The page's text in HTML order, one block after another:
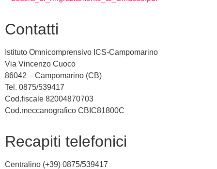
contatti
Istituto Omnicomprensivo ICS-Campomarino
Via Vincenzo Cuoco
86042 – Campomarino (CB)
Tel. 0875/539417
Cod.fiscale 82004870703
Cod.meccanografico CBIC81800C
recapiti telefonici
Centralino (+39) 0875/539417